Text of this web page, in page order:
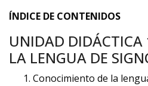
ÍNDICE DE CONTENIDOS
UNIDAD DIDÁCTICA
LA LENGUA DE
Conocimiento de la